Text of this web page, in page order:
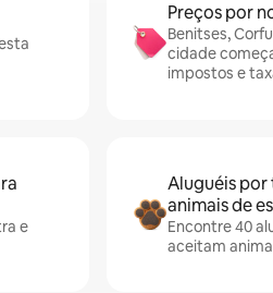
Preços por
Benitses,
cidade
impostos e
e
Aluguéis
animais de
Encontre 40
aceitam